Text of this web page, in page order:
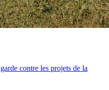
contre les projets de la